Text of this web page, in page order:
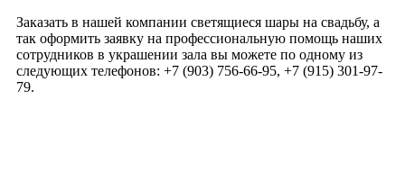
Заказать в нашей компании светящиеся шары на свадьбу, а
так оформить заявку на профессиональную помощь наших
сотрудников в украшении зала вы можете по одному из
следующих телефонов: +7 (903) 756-66-95, +7 (915) 301-97-
79.